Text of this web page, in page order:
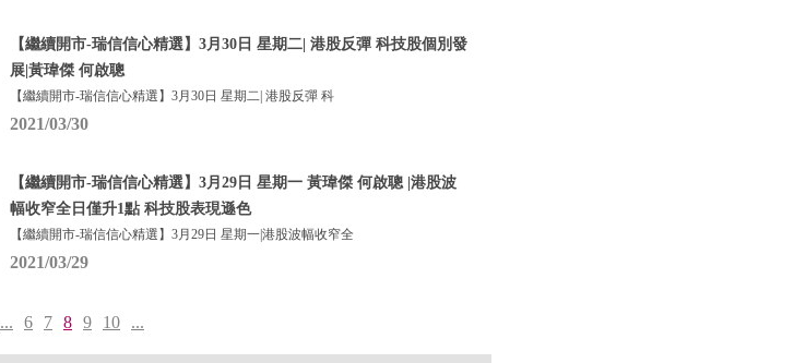
【繼續開市-瑞信信心精選】3月30日 星期二| 港股反彈 科技股個別發
展|黃瑋傑 何啟聰
【繼續開市-瑞信信心精選】3月30日 星期二| 港股反彈 科
2021/03/30
【繼續開市-瑞信信心精選】3月29日 星期一 黃瑋傑 何啟聰 |港股波
幅收窄全日僅升1點 科技股表現遜色
【繼續開市-瑞信信心精選】3月29日 星期一|港股波幅收窄全
2021/03/29
... 6 7 8 9 10 ...